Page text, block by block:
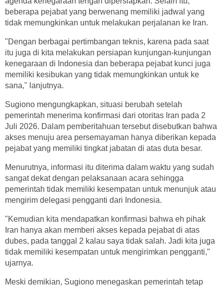
beberapa pejabat yang berwenang memiliki jadwal yang
tidak memungkinkan untuk melakukan perjalanan ke Iran.
"Dengan berbagai pertimbangan teknis, karena pada saat
itu juga di kita melakukan persiapan kunjungan-kunjungan
kenegaraan di Indonesia dan beberapa pejabat kunci juga
memiliki kesibukan yang tidak memungkinkan untuk ke
sana," lanjutnya.
Sugiono mengungkapkan, situasi berubah setelah
pemerintah menerima konfirmasi dari otoritas Iran pada 2
Juli 2026. Dalam pemberitahuan tersebut disebutkan bahwa
akses menuju area persemayaman hanya diberikan kepada
pejabat yang memiliki tingkat jabatan di atas duta besar.
Menurutnya, informasi itu diterima dalam waktu yang sudah
sangat dekat dengan pelaksanaan acara sehingga
pemerintah tidak memiliki kesempatan untuk menunjuk atau
mengirim delegasi pengganti dari Indonesia.
"Kemudian kita mendapatkan konfirmasi bahwa eh pihak
Iran hanya akan memberi akses kepada pejabat di atas
dubes, pada tanggal 2 kalau saya tidak salah. Jadi kita juga
tidak memiliki kesempatan untuk mengirimkan pengganti,"
ujarnya.
Meski demikian, Sugiono menegaskan pemerintah tetap